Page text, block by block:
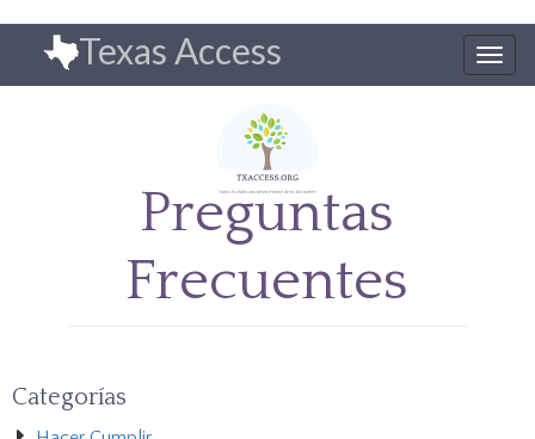
contenido
principal
Texas Access
Preguntas
Frecuentes
Categorías